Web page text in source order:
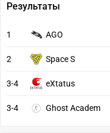
Результаты
1 AGO
2 Space S
3-4 eXtatus
3-4 Ghost Academ